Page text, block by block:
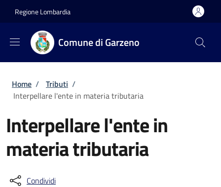
Regione Lombardia
Comune di Garzeno
Briciole di pane
Home / Tributi /
Interpellare l'ente in materia tributaria
Interpellare l'ente in
materia tributaria
Condividi